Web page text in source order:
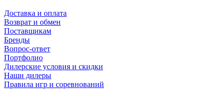
Доставка и оплата
Возврат и обмен
Поставщикам
Бренды
Вопрос-ответ
Портфолио
Дилерские условия и скидки
Наши дилеры
Правила игр и соревнований